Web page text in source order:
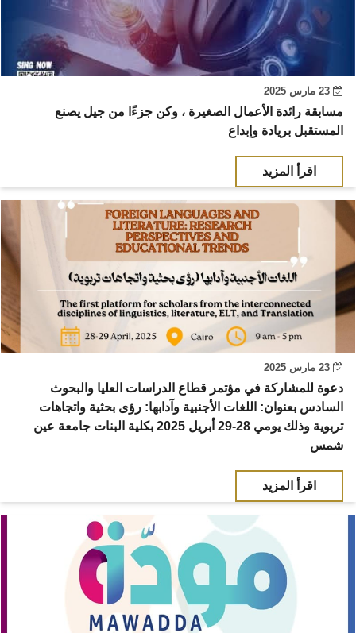
مسابقة رائدة الأعمال الصغيرة ، وكن جزءًا من جيل يصنع
المستقبل بريادة وإبداع
اقرأ المزيد
دعوة للمشاركة في مؤتمر قطاع الدراسات العليا والبحوث
السادس بعنوان: اللغات الأجنبية وآدابها: رؤى بحثية واتجاهات
تربوية وذلك يومي 28-29 أبريل 2025 بكلية البنات جامعة عين
شمس
اقرأ المزيد